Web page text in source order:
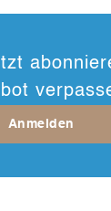
Anmelden